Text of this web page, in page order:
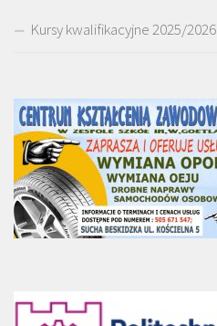
Kursy kwalifikacyjne 2025/2026